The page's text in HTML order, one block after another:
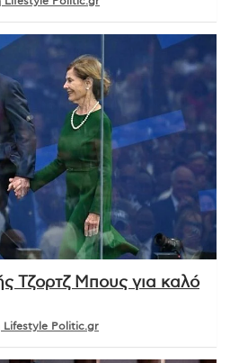
Τζορτζ Μπους για καλό
Lifestyle Politic.gr